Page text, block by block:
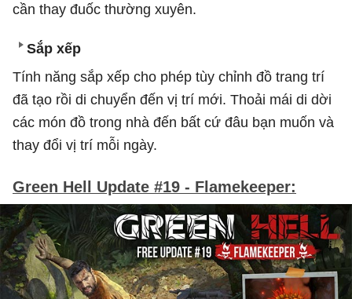
cần thay đuốc thường xuyên.
Sắp xếp
Tính năng sắp xếp cho phép tùy chỉnh đồ trang trí
đã tạo rồi di chuyển đến vị trí mới. Thoải mái di dời
các món đồ trong nhà đến bất cứ đâu bạn muốn và
thay đổi vị trí mỗi ngày.
Green Hell Update #19 - Flamekeeper: